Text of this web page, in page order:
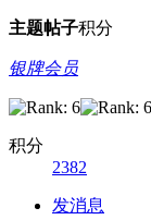
主题帖子积分
银牌会员
积分
2382
发消息